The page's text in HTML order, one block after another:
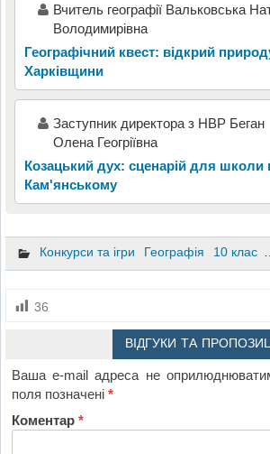
Вчитель географії Вальковська
Володимирівна
Географічний квест: відкрий
Харківщини
Заступник директора з НВР Беган
Олена Геогріївна
Козацький дух: сценарій для школи
Кам'янському
Конкурси та ігри Географія 10 клас
36
ВІДГУКИ ТА
Ваша e-mail адреса не
поля позначені*
Коментар*